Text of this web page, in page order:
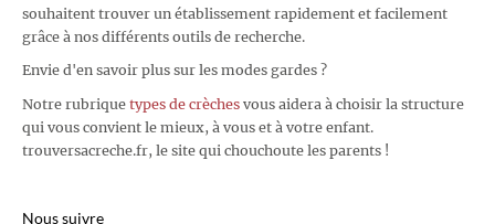
souhaitent trouver un établissement rapidement et facilement
grâce à nos différents outils de recherche.
Envie d'en savoir plus sur les modes gardes ?
Notre rubrique types de crèches vous aidera à choisir la structure
qui vous convient le mieux, à vous et à votre enfant.
trouversacreche.fr, le site qui chouchoute les parents !
Nous suivre